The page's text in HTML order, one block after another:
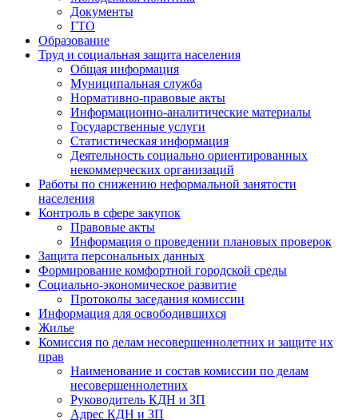
Документы
ГТО
Образование
Труд и социальная защита населения
Общая информация
Муниципальная служба
Нормативно-правовые акты
Информационно-аналитические материалы
Государственные услуги
Статистическая информация
Деятельность социально ориентированных
некоммерческих организаций
Работы по снижению неформальной занятости
населения
Контроль в сфере закупок
Правовые акты
Информация о проведении плановых проверок
Защита персональных данных
Формирование комфортной городской среды
Социально-экономическое развитие
Протоколы заседания комиссии
Информация для освободившихся
Жилье
Комиссия по делам несовершеннолетних и защите их
прав
Наименование и состав комиссии по делам
несовершеннолетних
Руководитель КДН и ЗП
Адрес КДН и ЗП